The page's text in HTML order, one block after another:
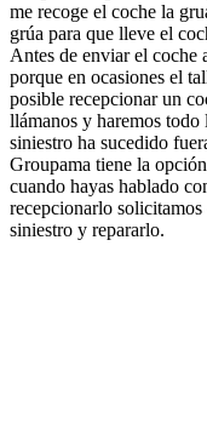
me recoge el coche la
grúa para que lleve el
Antes de enviar el coche
porque en ocasiones el
posible recepcionar un
llámanos y haremos
siniestro ha sucedido
Groupama tiene la
cuando hayas hablado
recepcionarlo
siniestro y repararlo.